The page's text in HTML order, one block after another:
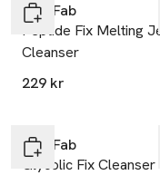
Nip+Fab
Peptide Fix Melting
Cleanser
229 kr
Nip+Fab
Glycolic Fix Cleanser